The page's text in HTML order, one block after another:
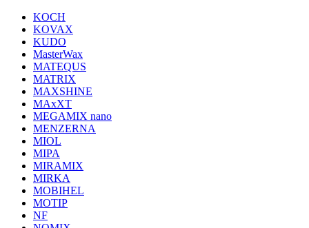
KOCH
KOVAX
KUDO
MasterWax
MATEQUS
MATRIX
MAXSHINE
MAxXT
MEGAMIX nano
MENZERNA
MIOL
MIPA
MIRAMIX
MIRKA
MOBIHEL
MOTIP
NF